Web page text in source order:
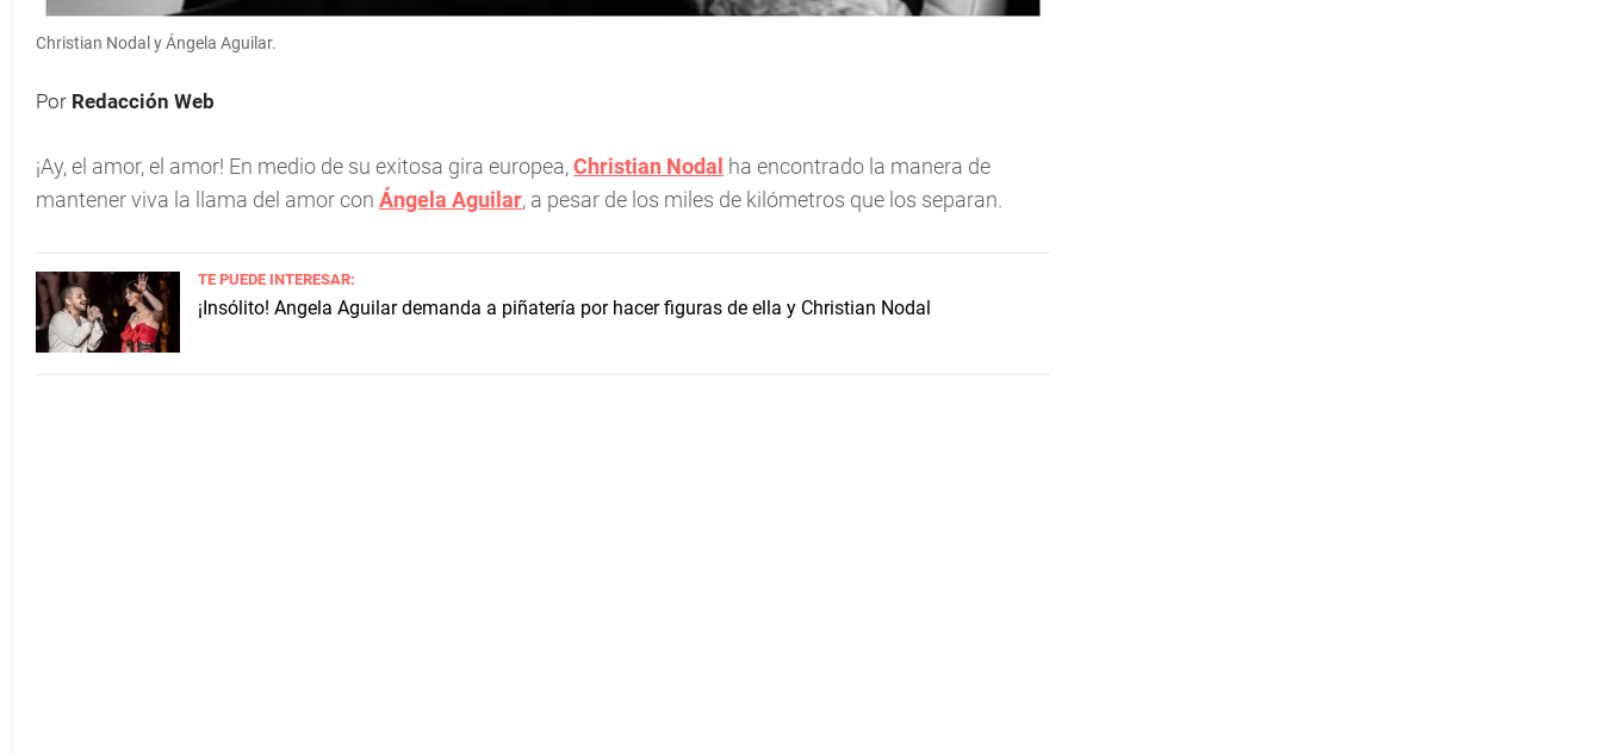
Christian Nodal y Ángela Aguilar.
Por Redacción Web
¡Ay, el amor, el amor! En medio de su exitosa gira europea,Christian Nodal ha encontrado la manera de
mantener viva la llama del amor con Ángela Aguilar, a pesar de los miles de kilómetros que los separan.
TE PUEDE INTERESAR:
¡Insólito! Angela Aguilar demanda a piñatería por hacer figuras de ella y Christian Nodal